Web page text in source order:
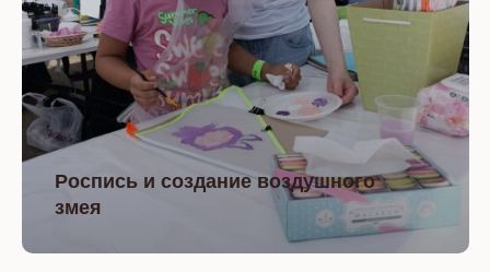
Роспись и создание воздушного
змея